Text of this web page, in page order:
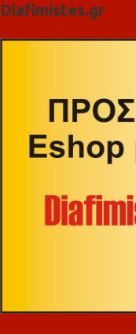
Diafimistes.gr